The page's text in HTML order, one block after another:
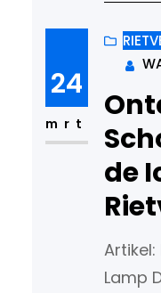
zijn
24
mrt
de
Lamp